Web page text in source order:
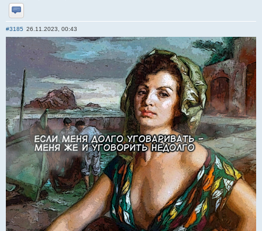
Отправить личное сообщение
#3185 26.11.2023, 00:43